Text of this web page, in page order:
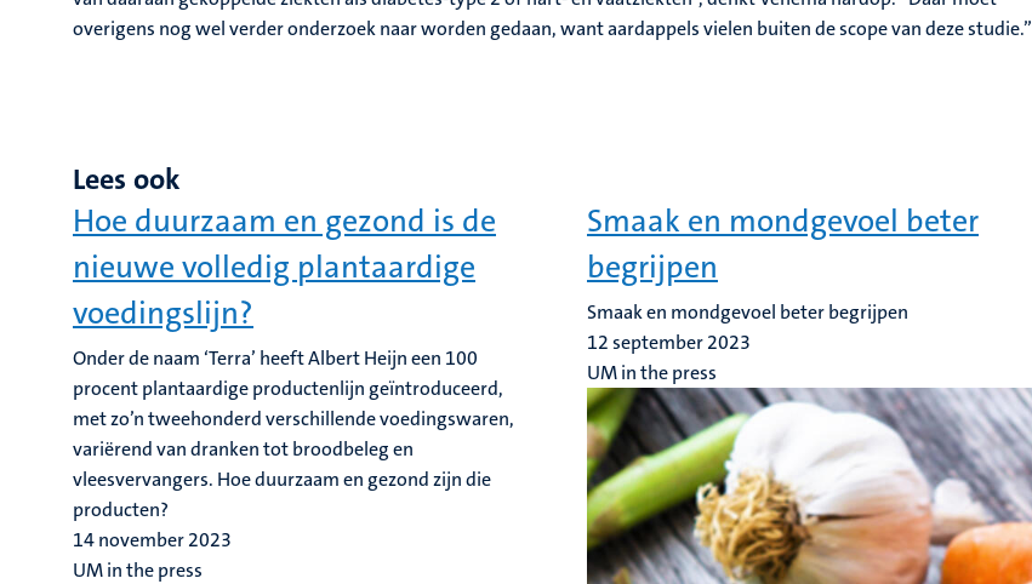
overigens nog wel verder onderzoek naar worden gedaan, want aardappels vielen buiten de scope van deze studie.”
Lees ook
Hoe duurzaam en gezond is de
nieuwe volledig plantaardige
voedingslijn?
Onder de naam ‘Terra’ heeft Albert Heijn een 100
procent plantaardige productenlijn geïntroduceerd,
met zo’n tweehonderd verschillende voedingswaren,
variërend van dranken tot broodbeleg en
vleesvervangers. Hoe duurzaam en gezond zijn die
producten?
14 november 2023
UM in the press
Smaak en mondgevoel beter
begrijpen
Smaak en mondgevoel beter begrijpen
12 september 2023
UM in the press